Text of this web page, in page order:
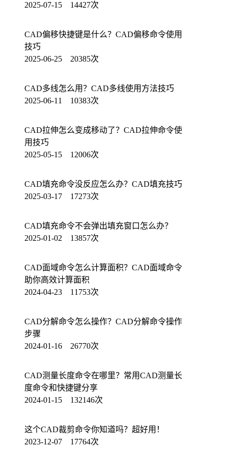
2025-07-15 14427次
CAD偏移快捷键是什么？CAD偏移命令使用
技巧
2025-06-25 20385次
CAD多线怎么用？CAD多线使用方法技巧
2025-06-11 10383次
CAD拉伸怎么变成移动了？CAD拉伸命令使
用技巧
2025-05-15 12006次
CAD填充命令没反应怎么办？CAD填充技巧
2025-03-17 17273次
CAD填充命令不会弹出填充窗口怎么办？
2025-01-02 13857次
CAD面域命令怎么计算面积？CAD面域命令
助你高效计算面积
2024-04-23 11753次
CAD分解命令怎么操作？CAD分解命令操作
步骤
2024-01-16 26770次
CAD测量长度命令在哪里？常用CAD测量长
度命令和快捷键分享
2024-01-15 132146次
这个CAD裁剪命令你知道吗？超好用！
2023-12-07 17764次